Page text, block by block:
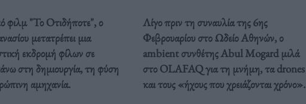
φιλμ "Το Οτιδήποτε", ο
μετατρέπει μια
εκδρομή φίλων σε
στη δημιουργία, τη φύση
αμηχανία.
Λίγο πριν τη συναυλία της 6ης
Φεβρουαρίου στο Ωδείο Αθηνών, ο
ambient συνθέτης Abul Mogard μιλά
στο OLAFAQ για τη μνήμη, τα drones
και τους «ήχους που χρειάζονται χρόνο».